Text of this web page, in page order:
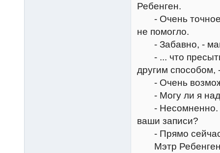
Ребенген.
- Очень точное
не помогло.
- Забавно, - маг
- ... что
другим способом,
- Очень
- Могу ли я
- Несомненно.
ваши записи?
- Прямо
Мэтр Ребенген